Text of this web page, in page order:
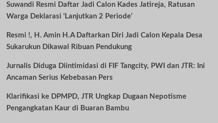
Suwandi Resmi Daftar Jadi Calon Kades Jatireja, Ratusan
Warga Deklarasi ‘Lanjutkan 2 Periode’
Resmi !, H. Amin H.A Daftarkan Diri Jadi Calon Kepala Desa
Sukarukun Dikawal Ribuan Pendukung
Jurnalis Diduga Diintimidasi di FIF Tangcity, PWI dan JTR: Ini
Ancaman Serius Kebebasan Pers
Klarifikasi ke DPMPD, JTR Ungkap Dugaan Nepotisme
Pengangkatan Kaur di Buaran Bambu